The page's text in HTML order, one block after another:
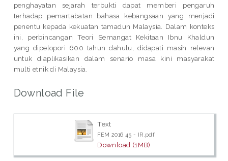
penghayatan sejarah terbukti dapat memberi pengaruh
terhadap pemartabatan bahasa kebangsaan yang menjadi
penentu kepada kekuatan tamadun Malaysia. Dalam konteks
ini, perbincangan Teori Semangat Kekitaan Ibnu Khaldun
yang dipelopori 600 tahun dahulu, didapati masih relevan
untuk diaplikasikan dalam senario masa kini masyarakat
multi etnik di Malaysia.
Download File
Text
FEM 2016 45 - IR.pdf
Download (1MB)